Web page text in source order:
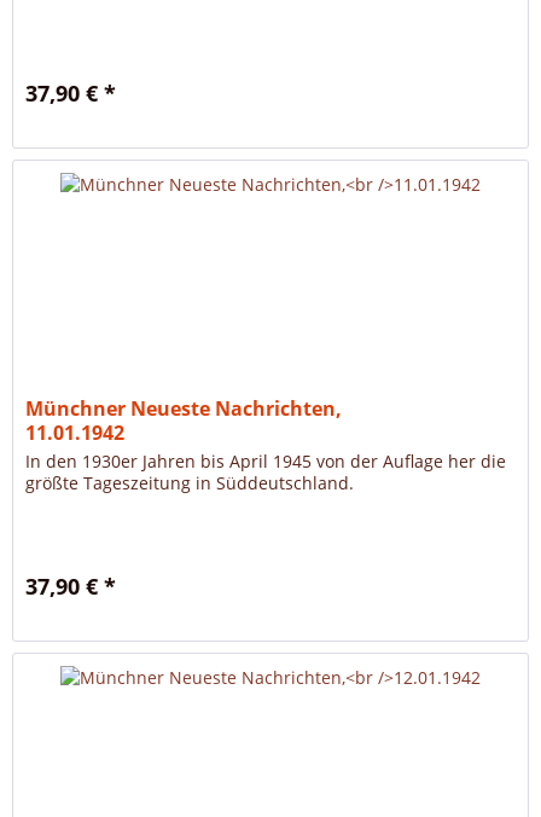
37,90 € *
Münchner Neueste Nachrichten,
11.01.1942
In den 1930er Jahren bis April 1945 von der Auflage her die
größte Tageszeitung in Süddeutschland.
37,90 € *